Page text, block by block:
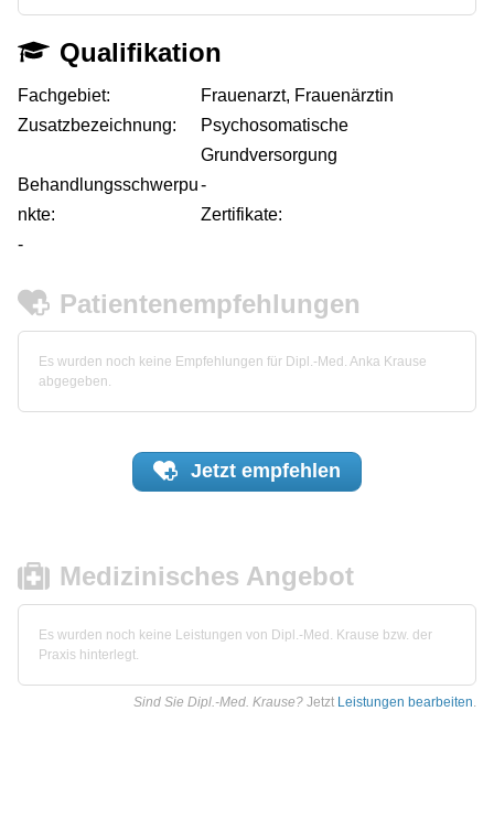
Qualifikation
Fachgebiet:
Frauenarzt, Frauenärztin
Zusatzbezeichnung:
Psychosomatische
Grundversorgung
Behandlungsschwerpu
nkte:
-
Zertifikate:
-
Patientenempfehlungen
Es wurden noch keine Empfehlungen für Dipl.-Med. Anka Krause
abgegeben.
Jetzt empfehlen
Medizinisches Angebot
Es wurden noch keine Leistungen von Dipl.-Med. Krause bzw. der
Praxis hinterlegt.
Sind Sie Dipl.-Med. Krause? Jetzt Leistungen bearbeiten.